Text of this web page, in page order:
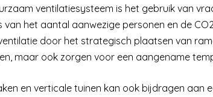
ventilatiesysteem is het gebruik van
het aantal aanwezige personen en de
door het strategisch plaatsen van
maar ook zorgen voor een aangename
en verticale tuinen kan ook bijdragen aan